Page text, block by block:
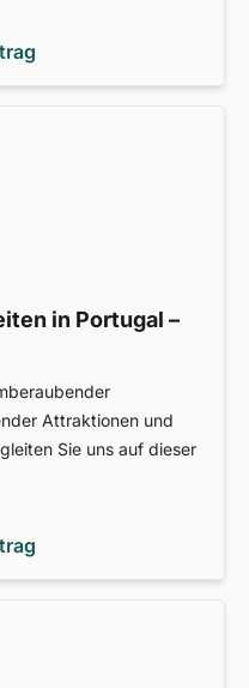
in Portugal –
Attraktionen und
Sie uns auf dieser